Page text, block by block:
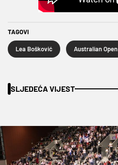
TAGOVI
Lea Bošković Australian Open
SLJEDEĆA VIJEST